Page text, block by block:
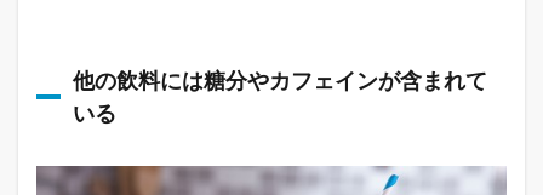
他の飲料には糖分やカフェインが含まれて
いる